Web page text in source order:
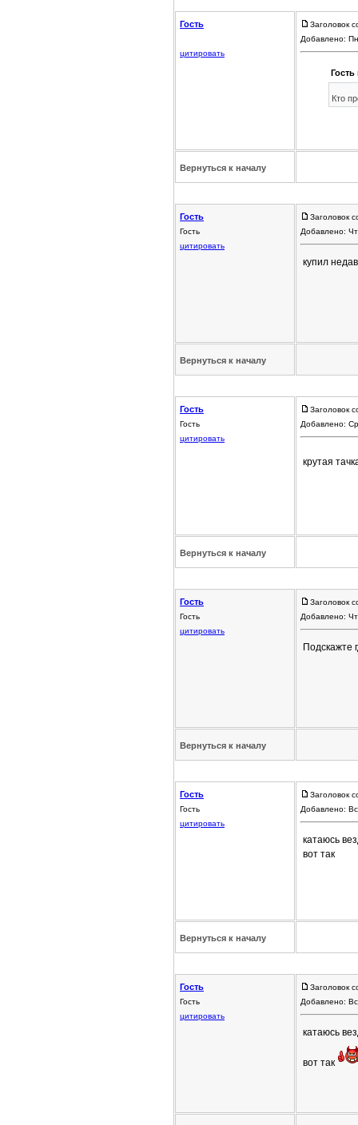
Гость
цитировать
Заголовок
Добавлено:
Кто
Вернуться к началу
Гость
Гость
цитировать
Заголовок
Добавлено:
купил
Вернуться к началу
Гость
Гость
цитировать
Заголовок
Добавлено:
крутая
Вернуться к началу
Гость
Гость
цитировать
Заголовок
Добавлено:
Подскажте
Вернуться к началу
Гость
Гость
цитировать
Заголовок
Добавлено:
катаюсь
вот так
Вернуться к началу
Гость
Гость
цитировать
Заголовок
Добавлено:
катаюсь
вот так